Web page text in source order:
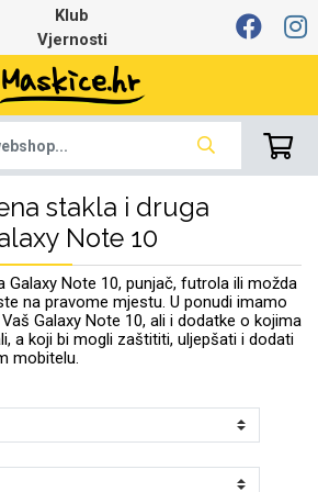
Klub
Vjernosti
stakla i druga
Note 10
Galaxy Note 10, punjač, futrola ili možda
na pravome mjestu. U ponudi imamo
Galaxy Note 10, ali i dodatke o kojima
a koji bi mogli zaštititi, uljepšati i dodati
mobitelu.
Stolne lampe
Šarene maskice
Proljetna kolekcija
8.0 - 9.0 inča
Oprema za Lenovo
tablet
Samsung
Držači za auto
Bežični punjači
Bluetooth slušalice
Memorije i
memorijske kartice
Tipkovnice i miševi
Punjači za laptope
Hladnjaci za laptop
Razno